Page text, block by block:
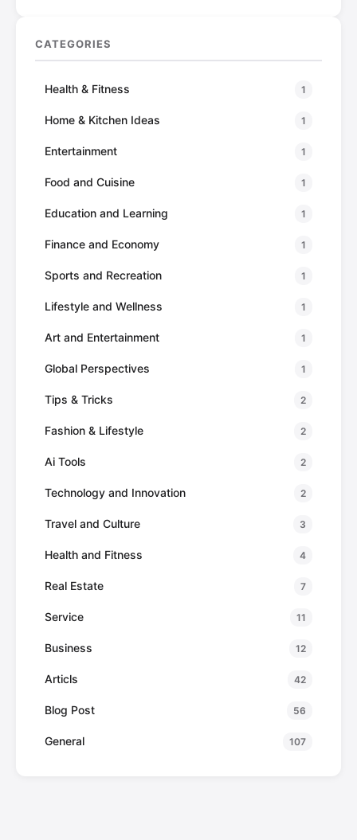
CATEGORIES
Health & Fitness 1
Home & Kitchen Ideas 1
Entertainment 1
Food and Cuisine 1
Education and Learning 1
Finance and Economy 1
Sports and Recreation 1
Lifestyle and Wellness 1
Art and Entertainment 1
Global Perspectives 1
Tips & Tricks 2
Fashion & Lifestyle 2
Ai Tools 2
Technology and Innovation 2
Travel and Culture 3
Health and Fitness 4
Real Estate 7
Service 11
Business 12
Articls 42
Blog Post 56
General 107